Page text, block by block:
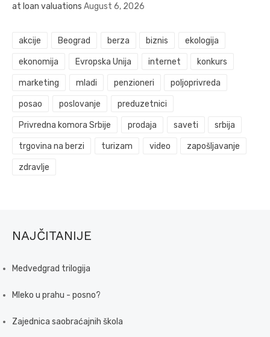
at loan valuations August 6, 2026
akcije Beograd berza biznis ekologija
ekonomija Evropska Unija internet konkurs
marketing mladi penzioneri poljoprivreda
posao poslovanje preduzetnici
Privredna komora Srbije prodaja saveti srbija
trgovina na berzi turizam video zapošljavanje
zdravlje
NAJČITANIJE
Medvedgrad trilogija
Mleko u prahu - posno?
Zajednica saobraćajnih škola